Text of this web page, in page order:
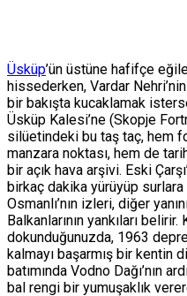
Üsküp’ün üstüne hafifçe
hissederken, Vardar
bir bakışta kucaklamak
Üsküp Kalesi’ne (Skopje
silüetindeki bu taş taç, hem
manzara noktası, hem de
bir açık hava arşivi. Eski
birkaç dakika yürüyüp surlara
Osmanlı’nın izleri, diğer
Balkanlarının yankıları
dokunduğunuzda, 1963
kalmayı başarmış bir kentin
batımında Vodno Dağı’nın
bal rengi bir yumuşaklık